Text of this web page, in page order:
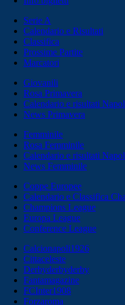
Serie A
Calendario e Risultati
Classifica
Prossime Partite
Marcatori
Giovanili
Rosa Primavera
Calendario e risultati
News Primavera
Femminile
Rosa Femminile
Calendario e risultati
News Femminile
Coppe Europee
Calendario e Classifica
Champions League
Europa League
Conference League
Calcionapoli1926
Cittaceleste
Derbyderbyderby
Fantamagazine
FCInter1908
Forzaroma